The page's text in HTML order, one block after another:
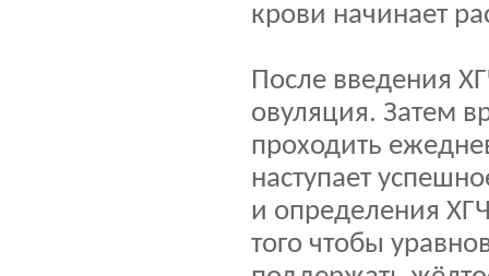
крови начинает
После введения
овуляция. Затем
проходить
наступает
и определения
того чтобы